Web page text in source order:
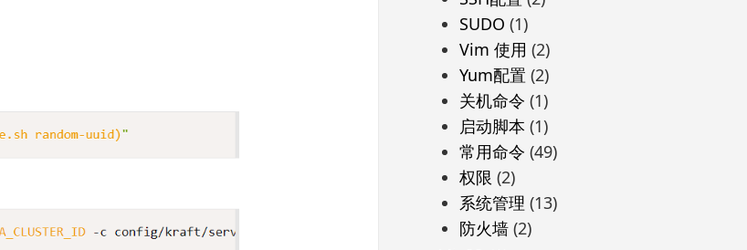
SUDO (1)
Vim 使用 (2)
Yum配置 (2)
关机命令 (1)
启动脚本 (1)
常用命令 (49)
权限 (2)
系统管理 (13)
防火墙(2)